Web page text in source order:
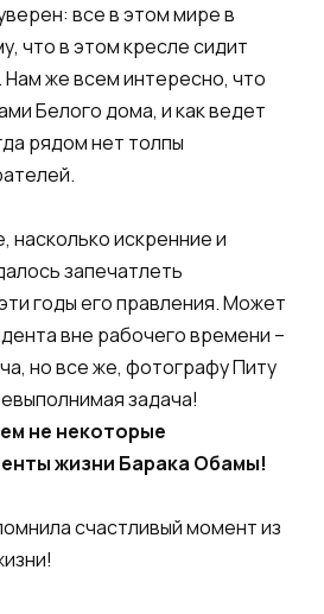
все в этом мире в
что в этом кресле сидит
же всем интересно, что
Белого дома, и как ведет
рядом нет толпы
насколько искренние и
запечатлеть
годы его правления. Может
вне рабочего времени –
но все же, фотографу Питу
задача!
не некоторые
жизни Барака Обамы!
счастливый момент из